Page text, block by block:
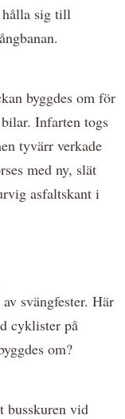
hålla sig till
byggdes om för
Infarten togs
tyvärr verkade
med ny, slät
asfaltskant i
svängfester. Här
cyklister på
om?
busskuren vid